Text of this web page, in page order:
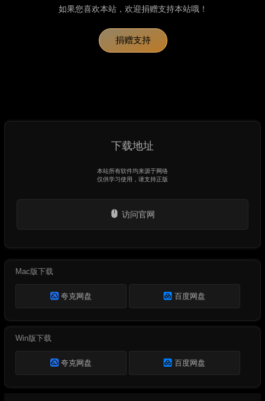
如果您喜欢本站，欢迎捐赠支持本站哦！
捐赠支持
下载地址
本站所有软件均来源于网络
仅供学习使用，请支持正版
访问官网
Mac版下载
夸克网盘 百度网盘
Win版下载
夸克网盘 百度网盘